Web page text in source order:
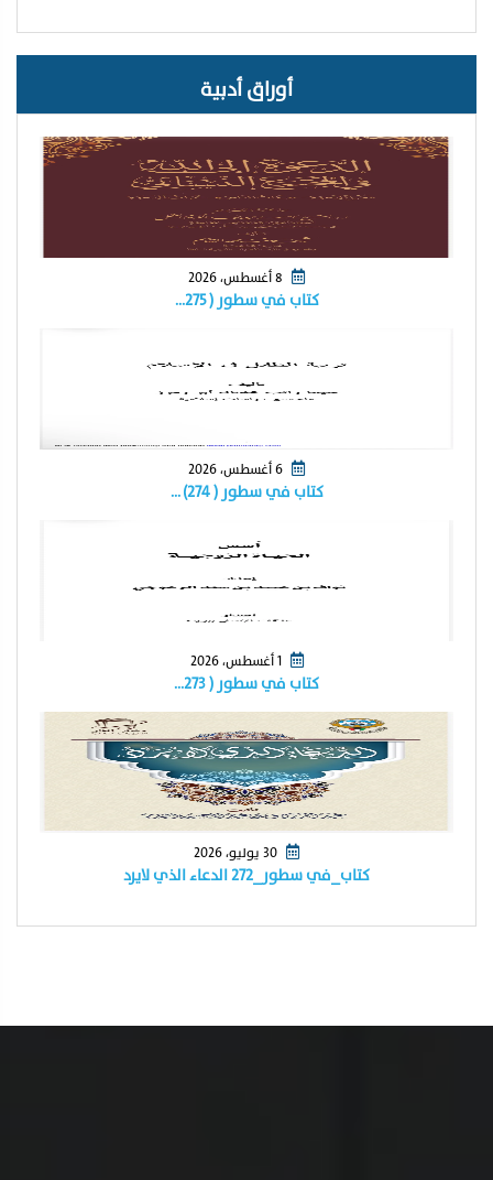
أوراق أدبية
كتاب في سطور ( ٢٧٥…
كتاب في سطور ( ٢٧٤) …
1 أغسطس، 2026
كتاب في سطور ( ٢٧٣…
كتاب_في سطور_٢٧٢ الدعاء الذي لايرد